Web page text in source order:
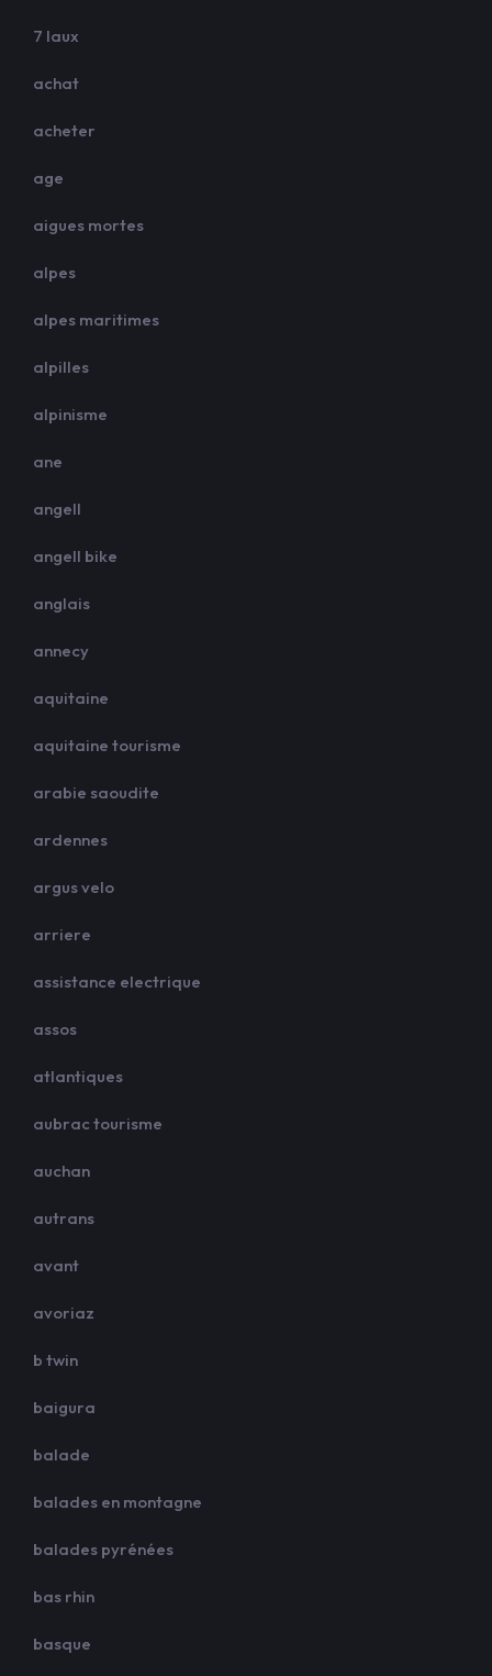
7 laux
achat
acheter
age
aigues mortes
alpes
alpes maritimes
alpilles
alpinisme
ane
angell
angell bike
anglais
annecy
aquitaine
aquitaine tourisme
arabie saoudite
ardennes
argus velo
arriere
assistance electrique
assos
atlantiques
aubrac tourisme
auchan
autrans
avant
avoriaz
b twin
baigura
balade
balades en montagne
balades pyrénées
bas rhin
basque